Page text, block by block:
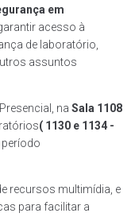
em
acesso à
de laboratório,
assuntos
na Sala 1108
( 1130 e 1134 -
recursos multimídia, e
para facilitar a